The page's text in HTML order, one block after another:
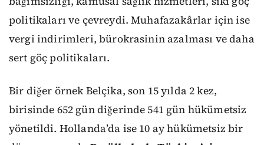
politikaları ve çevreydi. Muhafazakârlar için ise
vergi indirimleri, bürokrasinin azalması ve daha
sert göç politikaları.
Bir diğer örnek Belçika, son 15 yılda 2 kez,
birisinde 652 gün diğerinde 541 gün hükümetsiz
yönetildi. Hollanda’da ise 10 ay hükümetsiz bir